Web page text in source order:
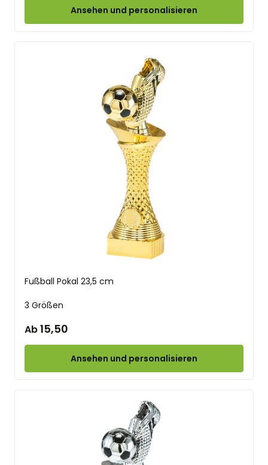
Ansehen und personalisieren
Fußball Pokal 23,5 cm
3 Größen
Ab15,50
Ansehen und personalisieren